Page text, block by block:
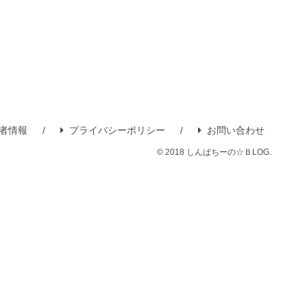
情報 プライバシーポリシー お問い合わせ
© 2018 しんぱちーの☆ＢLOG.